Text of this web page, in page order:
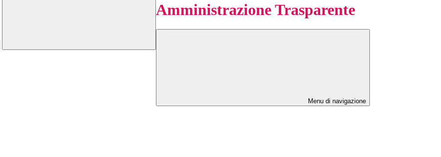
Amministrazione Trasparente
Menu di navigazione